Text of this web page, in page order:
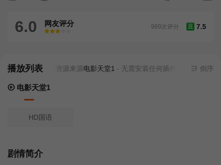
6.0 网友评分
很差
较差还行推荐力荐
豆 7.5
989次评分
播放列表当前资源来源电影天堂1- 无需安装任何插件 倒序
电影天堂1
HD国语
剧情简介